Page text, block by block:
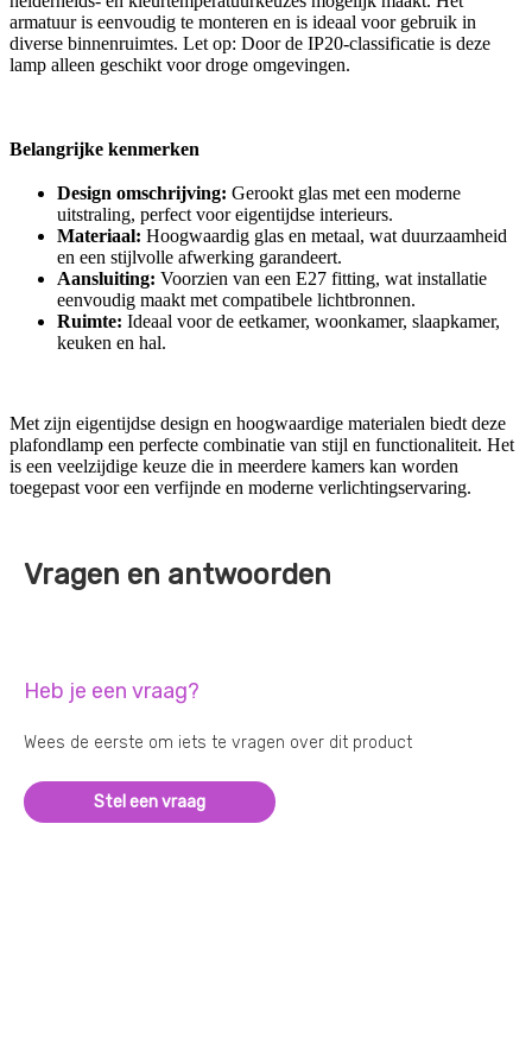
armatuur is eenvoudig te monteren en is ideaal voor gebruik in
diverse binnenruimtes. Let op: Door de IP20-classificatie is deze
lamp alleen geschikt voor droge omgevingen.
Belangrijke kenmerken
Design omschrijving: Gerookt glas met een moderne
uitstraling, perfect voor eigentijdse interieurs.
Materiaal: Hoogwaardig glas en metaal, wat duurzaamheid
en een stijlvolle afwerking garandeert.
Aansluiting: Voorzien van een E27 fitting, wat installatie
eenvoudig maakt met compatibele lichtbronnen.
Ruimte: Ideaal voor de eetkamer, woonkamer, slaapkamer,
keuken en hal.
Met zijn eigentijdse design en hoogwaardige materialen biedt deze
plafondlamp een perfecte combinatie van stijl en functionaliteit. Het
is een veelzijdige keuze die in meerdere kamers kan worden
toegepast voor een verfijnde en moderne verlichtingservaring.
Vragen en antwoorden
Heb je een vraag?
Wees de eerste om iets te vragen over dit product
Stel een vraag